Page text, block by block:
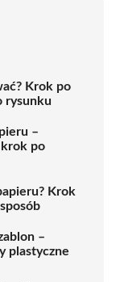
Krok po
rysunku
–
po
Krok
–
plastyczne